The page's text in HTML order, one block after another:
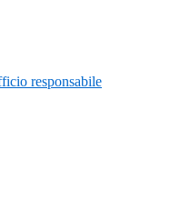
responsabile